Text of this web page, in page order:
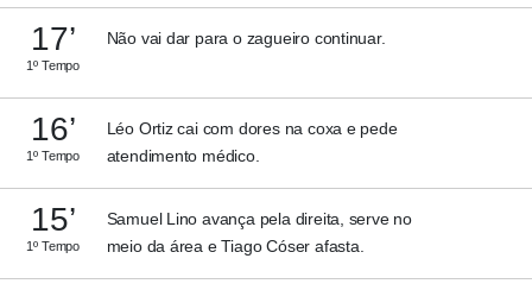
17’
1º Tempo
Não vai dar para o zagueiro continuar.
16’
1º Tempo
Léo Ortiz cai com dores na coxa e pede
atendimento médico.
15’
1º Tempo
Samuel Lino avança pela direita, serve no
meio da área e Tiago Cóser afasta.